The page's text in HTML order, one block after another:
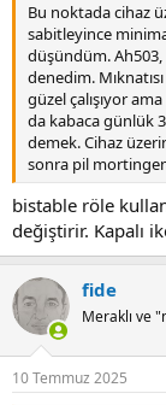
Bu noktada cihaz
sabitleyince
düşündüm.
denedim.
güzel çalışıyor
da kabaca günlük
demek. Cihaz
sonra pil
bistable röle
değiştirir. Kapalı
fide
Meraklı ve
10 Temmuz 2025